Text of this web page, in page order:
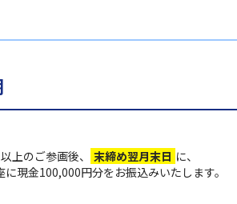
上のご参画後、 末締め翌月末日 に、
に現金100,000円分をお振込みいたします。